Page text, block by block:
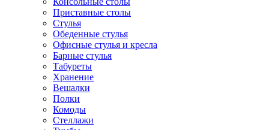
Приставные столы
Стулья
Обеденные стулья
Офисные стулья и кресла
Барные стулья
Табуреты
Хранение
Вешалки
Полки
Комоды
Стеллажи